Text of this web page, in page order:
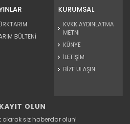
balıkçılıkta çığır açacak projeye
BÜLTENİ
KURUMSAL
KVKK AYDINLATMA
METNİ
KÜNYE
İLETİŞİM
BİZE ULAŞIN
OLUN
siz haberdar olun!